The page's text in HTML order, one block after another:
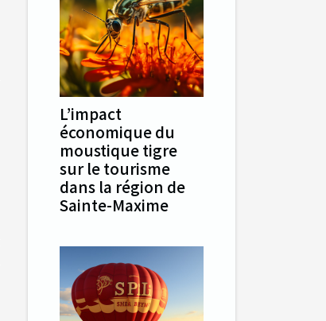
L’impact
économique du
moustique tigre
sur le tourisme
dans la région de
Sainte-Maxime